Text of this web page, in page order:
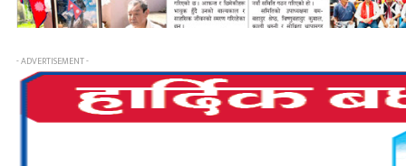
- ADVERTISEMENT -